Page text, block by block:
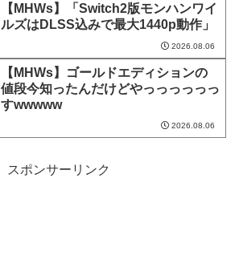
【MHWs】「Switch2版モンハンワイ
ルズはDLSS込みで最大1440p動作」
2026.08.06
【MHWs】ゴールドエディションの
値段今知ったんだけどやっっっっっっ
すwwwww
2026.08.06
スポンサーリンク